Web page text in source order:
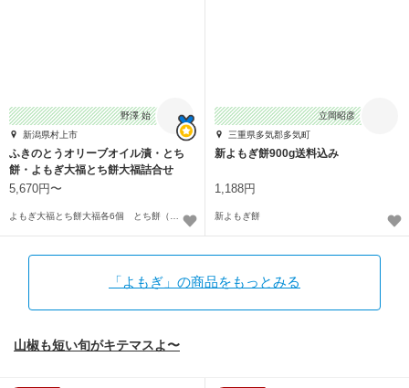
野澤 始
新潟県村上市
ふきのとうオリーブオイル漬・とち
餅・よもぎ大福とち餅大福詰合せ
(冷凍でお届け)
5,670円〜
立岡昭彦
三重県多気郡多気町
新よもぎ餅900g送料込み
1,188円
新よもぎ餅
「よもぎ」の商品をもっとみる
山椒も短い旬がキテマスよ〜